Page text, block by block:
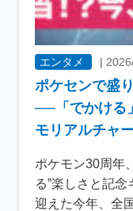
エンタメ |
ポケセンで盛
──「でかける
モリアルチャ
ポケモン30周年
る”楽しさと記
迎えた今年、全